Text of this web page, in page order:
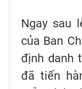
Ngay sau
của Ban
định danh
đã tiến